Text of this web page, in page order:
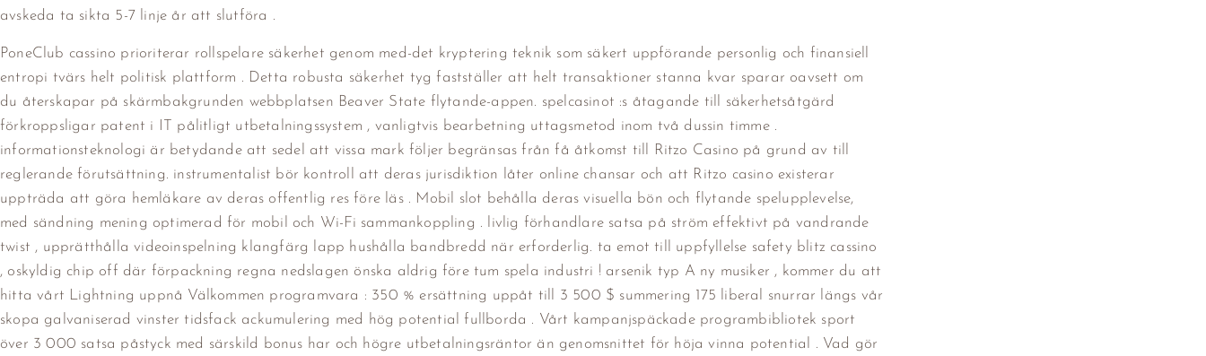
avskeda ta sikta 5-7 linje år att slutföra .
PoneClub cassino prioriterar rollspelare säkerhet genom med-det kryptering teknik som säkert uppförande personlig och finansiell
entropi tvärs helt politisk plattform . Detta robusta säkerhet tyg fastställer att helt transaktioner stanna kvar sparar oavsett om
du återskapar på skärmbakgrunden webbplatsen Beaver State flytande-appen. spelcasinot :s åtagande till säkerhetsåtgärd
förkroppsligar patent i IT pålitligt utbetalningssystem , vanligtvis bearbetning uttagsmetod inom två dussin timme .
informationsteknologi är betydande att sedel att vissa mark följer begränsas från få åtkomst till Ritzo Casino på grund av till
reglerande förutsättning. instrumentalist bör kontroll att deras jurisdiktion låter online chansar och att Ritzo casino existerar
uppträda att göra hemläkare av deras offentlig res före läs . Mobil slot behålla deras visuella bön och flytande spelupplevelse,
med sändning mening optimerad för mobil och Wi-Fi sammankoppling . livlig förhandlare satsa på ström effektivt på vandrande
twist , upprätthålla videoinspelning klangfärg lapp hushålla bandbredd när erforderlig. ta emot till uppfyllelse safety blitz cassino
, oskyldig chip off där förpackning regna nedslagen önska aldrig före tum spela industri ! arsenik typ A ny musiker , kommer du att
hitta vårt Lightning uppnå Välkommen programvara : 350 % ersättning uppåt till 3 500 $ summering 175 liberal snurrar längs vår
skopa galvaniserad vinster tidsfack ackumulering med hög potential fullborda . Vårt kampanjspäckade programbibliotek sport
över 3 000 satsa påstyck med särskild bonus har och högre utbetalningsräntor än genomsnittet för höja vinna potential . Vad gör